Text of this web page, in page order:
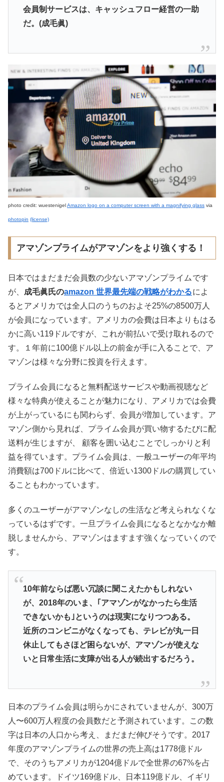
会員制サービスは、 キャッシュフロー経営の一助
だ。(成毛眞)
photo credit: wuestenigelAmazon logo on a computer screen with a magnifying glass via
photopin (license)
アマゾンプライムがアマゾンをより強くする！
日本ではまだまだ会員数の少ないアマゾンプライム です
が、 成毛眞氏のamazon 世界最先端の戦略がわかるによ
るとアメリカでは全人口のうちのおよそ25%の8500万人
が会員になっています。アメリカの会費は日本よりもはる
かに高い119ドルですが、これが前払いで受け取れるので
す。１年前に100億ドル以上の前金が手に入ることで、ア
マゾンは様々な分野に投資を行えます。
プライム会員になると無料配送サービスや動画視聴など
様々な特典が使えることが魅力になり、アメリカでは会費
が上がっているにも関わらず、会員が増加しています。ア
マゾン側から見れば、プライム会員が買い物するたびに配
送料が生じますが、 顧客を囲い込むことでしっかりと利
益を得ています。プライム会員は、一般ユーザーの年平均
消費額は700ドルに比べて、倍近い1300ドルの購買してい
ることもわかっています。
多くのユーザーがアマゾンなしの生活など考えられなくな
っているはずです。一旦プライム会員になるとなかなか離
脱しませんから、アマゾンはますます強くなっていくので
す。
10年前ならば悪い冗談に聞こえたかもしれない
が、2018年のいま、｢アマゾンがなかったら生活
できないかも｣というのは現実になりつつある。
近所のコンビニがなくなっても、テレビが丸一日
休止してもさほど困らないが、アマゾンが使えな
いと日常生活に支障が出る人が続出するだろう。
日本のプライム会員は明らかにされていませんが、300万
人〜600万人程度の会員数だと予測されています。この数
字は日本の人口から考え、まだまだ伸びそうです。2017
年度のアマゾンプライムの世界の売上高は1778億ドル
で、そのうちアメリカが1204億ドルで全世界の67%を占
めています。ドイツ169億ドル、日本119億ドル、イギリ